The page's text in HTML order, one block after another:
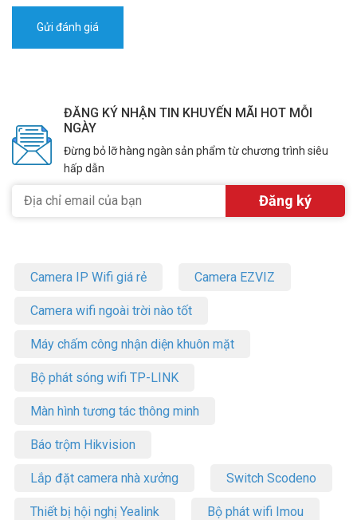
ĐĂNG KÝ NHẬN TIN KHUYẾN MÃI HOT MỖI
NGÀY
Đừng bỏ lỡ hàng ngàn sản phẩm từ chương trình siêu
hấp dẫn
Camera IP Wifi giá rẻ Camera EZVIZ
Camera wifi ngoài trời nào tốt
Máy chấm công nhận diện khuôn mặt
Bộ phát sóng wifi TP-LINK
Màn hình tương tác thông minh
Báo trộm Hikvision
Lắp đặt camera nhà xưởng Switch Scodeno
Thiết bị hội nghị Yealink Bộ phát wifi Imou